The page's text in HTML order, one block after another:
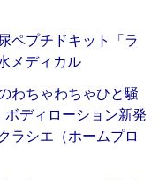
ペプチドキット「ラ
メディカル
わちゃわちゃひと騒
ボディローション新発
ラシエ（ホームプロ